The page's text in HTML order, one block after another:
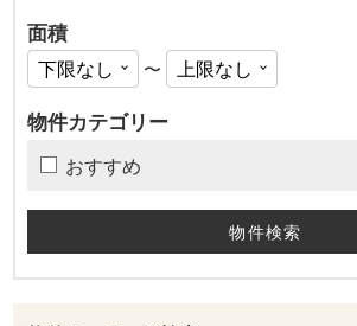
面積
〜
物件カテゴリー
おすすめ